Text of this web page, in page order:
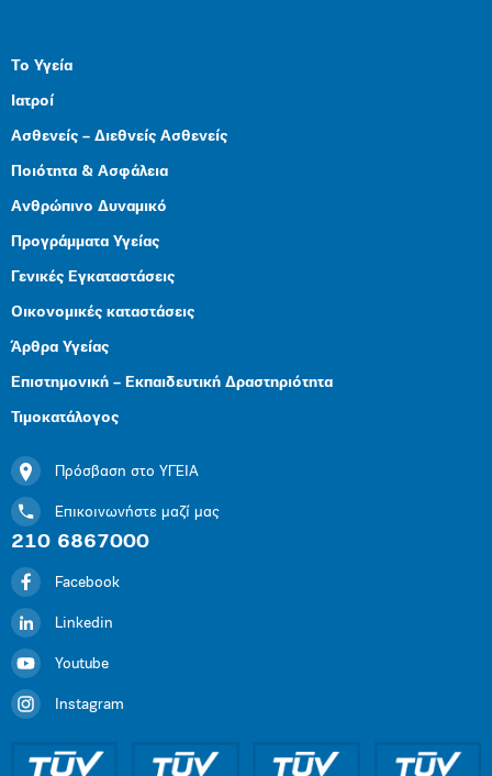
Το Υγεία
Ιατροί
Ασθενείς – Διεθνείς Ασθενείς
Ποιότητα & Ασφάλεια
Ανθρώπινο Δυναμικό
Προγράμματα Υγείας
Γενικές Εγκαταστάσεις
Οικονομικές καταστάσεις
Άρθρα Υγείας
Επιστημονική – Εκπαιδευτική Δραστηριότητα
Τιμοκατάλογος
Πρόσβαση στο ΥΓΕΙΑ
Επικοινωνήστε μαζί μας
210 6867000
Facebook
Linkedin
Youtube
Instagram